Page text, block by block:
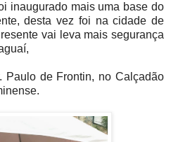
inaugurado mais uma base do
desta vez foi na cidade de
vai leva mais segurança
Paulo de Frontin, no Calçadão